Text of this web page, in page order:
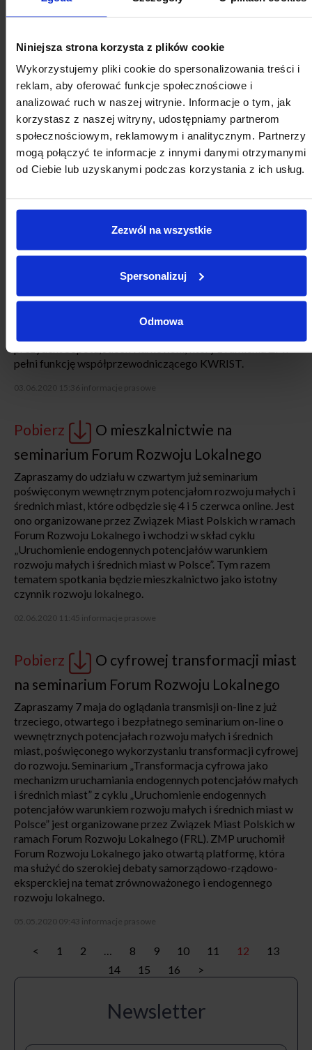
Niniejsza strona korzysta z plików cookie
Wykorzystujemy pliki cookie do spersonalizowania treści i
reklam, aby oferować funkcje społecznościowe i
analizować ruch w naszej witrynie. Informacje o tym, jak
korzystasz z naszej witryny, udostępniamy partnerom
społecznościowym, reklamowym i analitycznym. Partnerzy
mogą połączyć te informacje z innymi danymi otrzymanymi
od Ciebie lub uzyskanymi podczas korzystania z ich usług.
Zezwól na wszystkie
Spersonalizuj
Odmowa
Pobierz
O finansach na Forum Rozwoju
ramach Forum Rozwoju Lokalnego, które odbędzie się 18
czerwca. Podczas tego otwartego seminarium,
zorganizowanego przez Związek Miast Polskich, będziemy
rozmawiać o możliwościach rozwoju lokalnego w trudnej
sytuacji finansowej. Seminarium należy do cyklu
„Uruchomienie endogennych potencjałów warunkiem
rozwoju małych i średnich miast w Polsce”.
Tarcza 4.0 tematem dyskusji
Komisji Wspólnej
3 czerwca, po trzech miesiącach przerwy spowodowanej
4.0 była głównym tematem debaty rządowo-
samorządowej. Całą listę spraw problemowych, które
pełni funkcję współprzewodniczącego KWRIST.
03.06.2020 15:36 informacje prasowe
Pobierz
O mieszkalnictwie na
seminarium Forum Rozwoju Lokalnego
Zapraszamy do udziału w czwartym już seminarium
poświęconym wewnętrznym potencjałom rozwoju małych i
średnich miast, które odbędzie się 4 i 5 czerwca online. Jest
ono organizowane przez Związek Miast Polskich w ramach
Forum Rozwoju Lokalnego i wchodzi w skład cyklu
„Uruchomienie endogennych potencjałów warunkiem
rozwoju małych i średnich miast w Polsce”. Tym razem
tematem spotkania będzie mieszkalnictwo jako istotny
czynnik rozwoju lokalnego.
02.06.2020 11:45 informacje prasowe
Pobierz
O cyfrowej transformacji miast
na seminarium Forum Rozwoju Lokalnego
Zapraszamy 7 maja do oglądania transmisji on-line z już
trzeciego, otwartego i bezpłatnego seminarium on-line o
wewnętrznych potencjałach rozwoju małych i średnich
miast, poświęconego wykorzystaniu transformacji cyfrowej
do rozwoju. Seminarium „Transformacja cyfrowa jako
mechanizm uruchamiania endogennych potencjałów małych
i średnich miast” z cyklu „Uruchomienie endogennych
potencjałów warunkiem rozwoju małych i średnich miast w
Polsce” jest organizowane przez Związek Miast Polskich w
ramach Forum Rozwoju Lokalnego (FRL). ZMP uruchomił
Forum Rozwoju Lokalnego jako otwartą platformę, która
ma służyć do szerokiej debaty samorządowo-rządowo-
eksperckiej na temat zrównoważonego i endogennego
rozwoju lokalnego.
05.05.2020 09:43 informacje prasowe
< 1 2 8 9 10 11 12
13
14
15 16 >
Newsletter